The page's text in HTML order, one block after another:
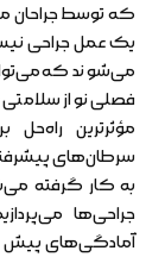
که توسط جراحان
یک عمل جراحی
می‌شوند که
فصلی نو از سلامتی
مؤثرترین راه‌حل
سرطان‌های
به کار گرفته
جراحی‌ها
آمادگی‌های پیش